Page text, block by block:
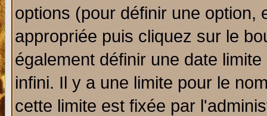
options (pour définir une option,
appropriée puis cliquez sur le
également définir une date
infini. Il y a une limite pour le
cette limite est fixée par